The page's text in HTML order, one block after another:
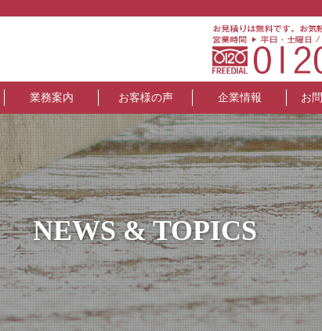
業務案内 お客様の声 企業情報 お
NEWS & TOPICS